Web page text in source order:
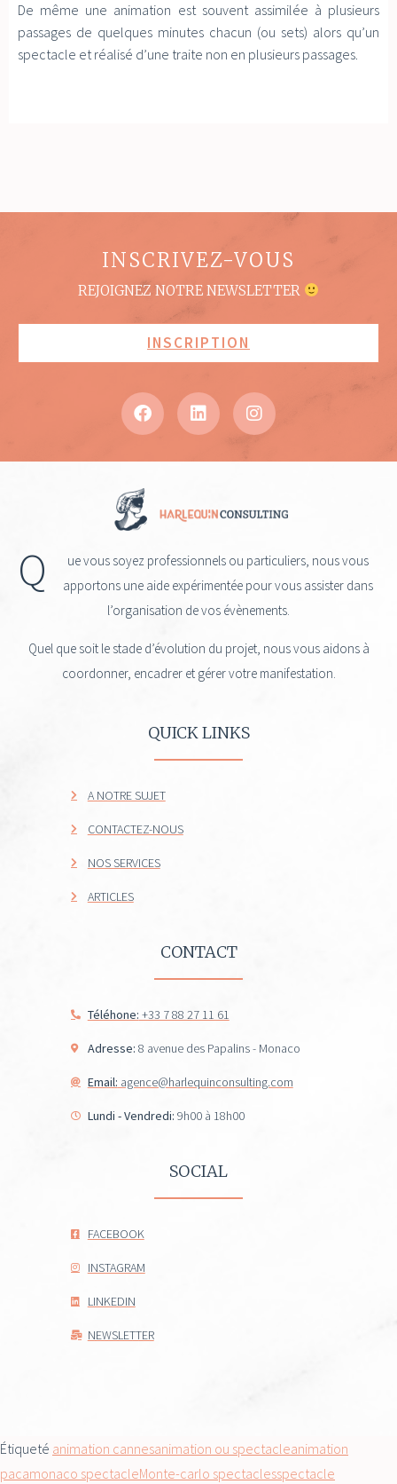
De même une animation est souvent assimilée à plusieurs
passages de quelques minutes chacun (ou sets) alors qu’un
spectacle et réalisé d’une traite non en plusieurs passages.
INSCRIVEZ-VOUS
REJOIGNEZ NOTRE NEWSLETTER
INSCRIPTION
Q
ue vous soyez professionnels ou particuliers, nous vous
apportons une aide expérimentée pour vous assister dans
l’organisation de vos évènements.
Quel que soit le stade d’évolution du projet, nous vous aidons à
coordonner, encadrer et gérer votre manifestation.
QUICK LINKS
A NOTRE SUJET
CONTACTEZ-NOUS
NOS SERVICES
ARTICLES
CONTACT
Téléhone: +33 7 88 27 11 61
Adresse: 8 avenue des Papalins - Monaco
Email: agence@harlequinconsulting.com
Lundi - Vendredi: 9h00 à 18h00
SOCIAL
FACEBOOK
INSTAGRAM
LINKEDIN
NEWSLETTER
Étiqueté animation cannesanimation ou spectacleanimation
pacamonaco spectacleMonte-carlo spectaclesspectacle